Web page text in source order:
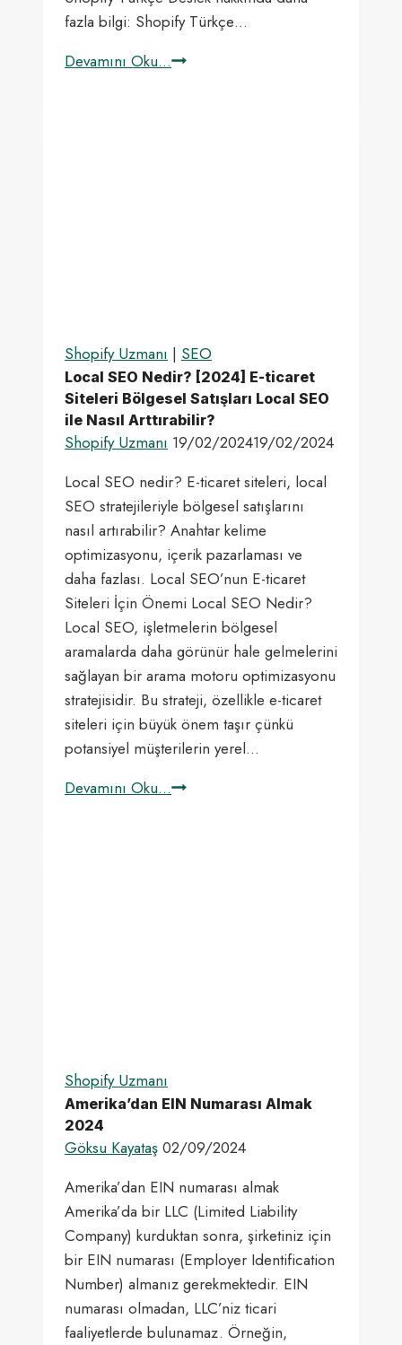
fazla bilgi: Shopify Türkçe…
Devamını Oku...Shopify
Shopify Uzmanı | SEO
Local SEO Nedir? [2024] E-ticaret
Siteleri Bölgesel Satışları Local SEO
ile Nasıl Arttırabilir?
Shopify Uzmanı 19/02/202419/02/2024
Local SEO nedir? E-ticaret siteleri, local
SEO stratejileriyle bölgesel satışlarını
nasıl artırabilir? Anahtar kelime
optimizasyonu, içerik pazarlaması ve
daha fazlası. Local SEO’nun E-ticaret
Siteleri İçin Önemi Local SEO Nedir?
Local SEO, işletmelerin bölgesel
aramalarda daha görünür hale gelmelerini
sağlayan bir arama motoru optimizasyonu
stratejisidir. Bu strateji, özellikle e-ticaret
siteleri için büyük önem taşır çünkü
potansiyel müşterilerin yerel…
Devamını Oku...Local
Arttırabilir?
Shopify Uzmanı
Amerika’dan EIN Numarası Almak
2024
Göksu Kayataş 02/09/2024
Amerika’dan EIN numarası almak
Amerika’da bir LLC (Limited Liability
Company) kurduktan sonra, şirketiniz için
bir EIN numarası (Employer Identification
Number) almanız gerekmektedir. EIN
numarası olmadan, LLC’niz ticari
faaliyetlerde bulunamaz. Örneğin,